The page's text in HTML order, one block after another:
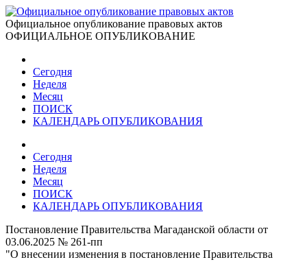
Официальное опубликование правовых актов
ОФИЦИАЛЬНОЕ ОПУБЛИКОВАНИЕ
Сегодня
Неделя
Месяц
ПОИСК
КАЛЕНДАРЬ ОПУБЛИКОВАНИЯ
Сегодня
Неделя
Месяц
ПОИСК
КАЛЕНДАРЬ ОПУБЛИКОВАНИЯ
Постановление Правительства Магаданской области от
03.06.2025 № 261-пп
"О внесении изменения в постановление Правительства